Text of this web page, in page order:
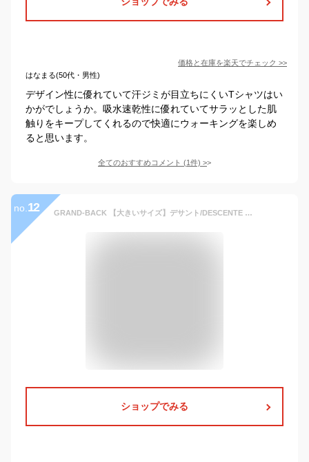
価格と在庫を楽天でチェック >>
はなまる(50代・男性)
デザイン性に優れていて汗ジミが目立ちにくいTシャツはい
かがでしょうか。吸水速乾性に優れていてサラッとした肌
触りをキープしてくれるので快適にウォーキングを楽しめ
ると思います。
全てのおすすめコメント (1件) >
no. 12 GRAND-BACK 【大きいサイズ】デサント/DESCENTE DRY TRANSFER 半袖シャツ タカキュー カットソー Tシャツ ブラック ネイビー【送料無料】
ショップでみる